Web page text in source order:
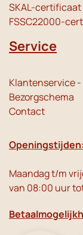
SKAL-certificaat
FSSC22000-
Service
Klantenservice
Bezorgschema
Contact
Openingstijden:
Maandag t/m
van 08:00 uur